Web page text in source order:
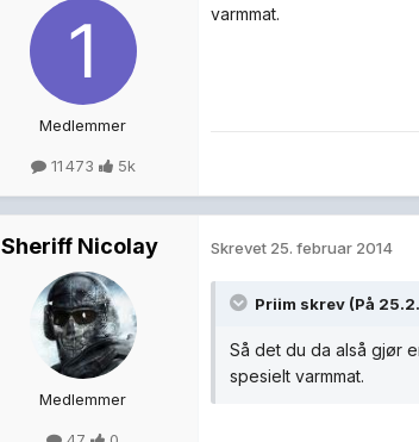
Medlemmer
11 473 5k
varmmat.
Sheriff Nicolay
Medlemmer
Skrevet 25. februar 2014
Priim skrev (På
Så det du da alså gjør
spesielt varmmat.